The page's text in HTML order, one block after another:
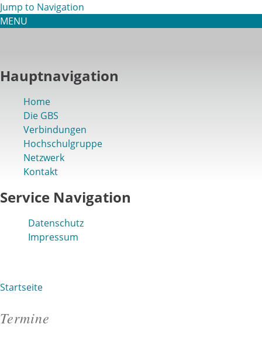
Jump to Navigation
MENU
Hauptnavigation
Home
Die GBS
Verbindungen
Hochschulgruppe
Netzwerk
Kontakt
Service Navigation
Datenschutz
Impressum
Startseite
Termine